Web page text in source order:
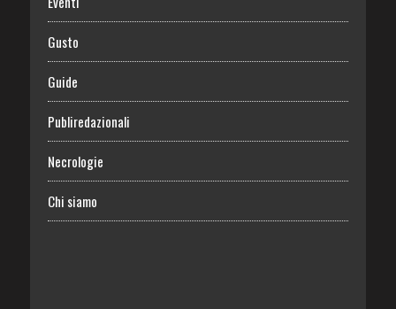
Gusto
Guide
Publiredazionali
Necrologie
Chi siamo